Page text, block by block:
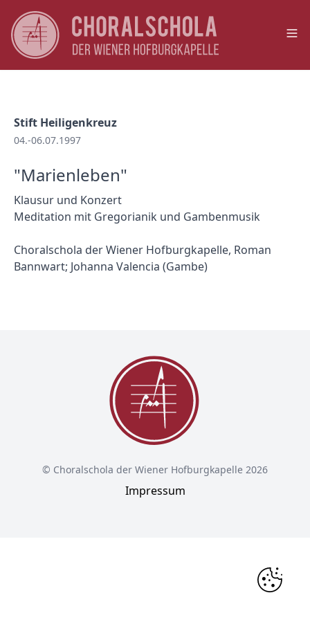
Stift Heiligenkreuz
04.-06.07.1997
"Marienleben"
Klausur und Konzert
Meditation mit Gregorianik und Gambenmusik
Choralschola der Wiener Hofburgkapelle, Roman
Bannwart; Johanna Valencia (Gambe)
© Choralschola der Wiener Hofburgkapelle 2026
Impressum